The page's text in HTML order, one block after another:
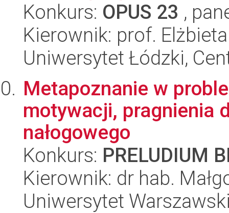
Konkurs: OPUS 23 ,
Kierownik: prof.
Uniwersytet Łódzki,
Metapoznanie w
motywacji, pragnienia
nałogowego
Konkurs: PRELUDIUM
Kierownik: dr hab.
Uniwersytet